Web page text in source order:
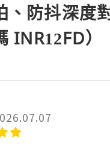
、防抖深度
INR12FD）